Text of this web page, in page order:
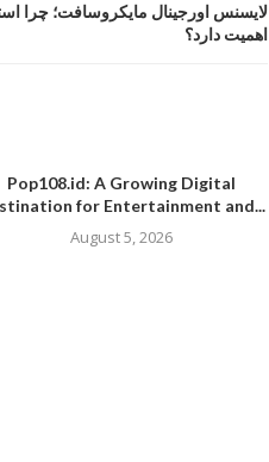
لایسنس اورجینال مایکروسافت؛ چرا
اهمیت دارد؟
Pop108.id: A Growing Digital
for Entertainment and...
August 5, 2026